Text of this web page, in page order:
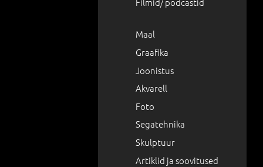
Maal
Graafika
Joonistus
Akvarell
Foto
Segatehnika
Skulptuur
Artiklid ja soovitused